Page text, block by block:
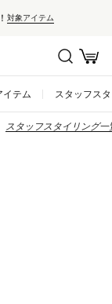
イテム スタッフス
スタッフスタイリング一